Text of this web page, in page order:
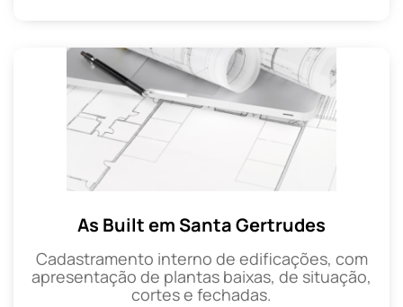
As Built em Santa Gertrudes
Cadastramento interno de edificações, com
apresentação de plantas baixas, de situação,
cortes e fechadas.